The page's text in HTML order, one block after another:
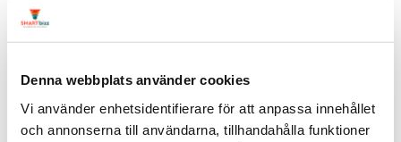
Denna webbplats använder cookies
Vi använder enhetsidentifierare för att anpassa innehållet
och annonserna till användarna, tillhandahålla funktioner
du?
LinkedIn
Även när det kommer till annonsering och campaign manager
har det släppts flera nyheter.